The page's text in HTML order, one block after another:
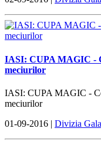
IASI: CUPA MAGIC -
meciurilor
IASI: CUPA MAGIC -
meciurilor
01-09-2016 | Divizia